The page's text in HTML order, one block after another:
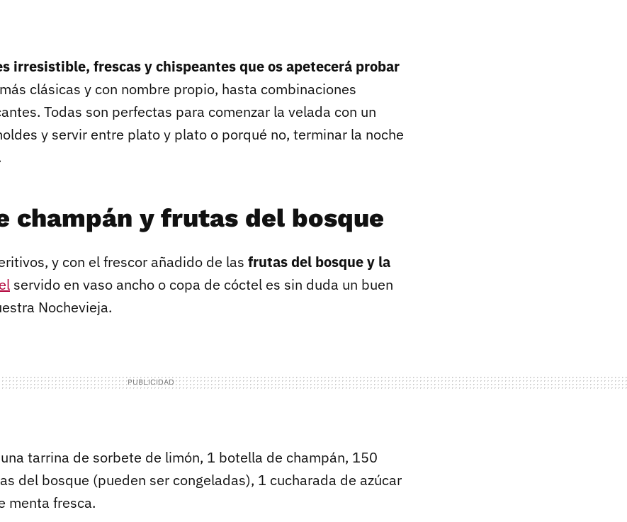
irresistible, frescas y chispeantes que os apetecerá probar
clásicas y con nombre propio, hasta combinaciones
Todas son perfectas para comenzar la velada con un
y servir entre plato y plato o porqué no, terminar la noche
champán y frutas del bosque
y con el frescor añadido de las frutas del bosque y la
servido en vaso ancho o copa de cóctel es sin duda un buen
Nochevieja.
tarrina de sorbete de limón, 1 botella de champán, 150
del bosque (pueden ser congeladas), 1 cucharada de azúcar
menta fresca.